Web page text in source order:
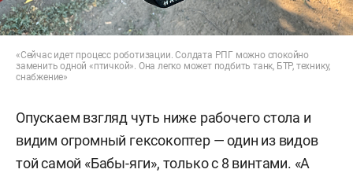
«Сейчас идет процесс роботизации. Солдата РПГ можно спокойно
заменить одной «птичкой». Она легко может подбить танк, БТР, технику,
снабжение»
Опускаем взгляд чуть ниже рабочего стола и
видим огромный гексокоптер — один из видов
той самой «Бабы-яги», только с 8 винтами. «А